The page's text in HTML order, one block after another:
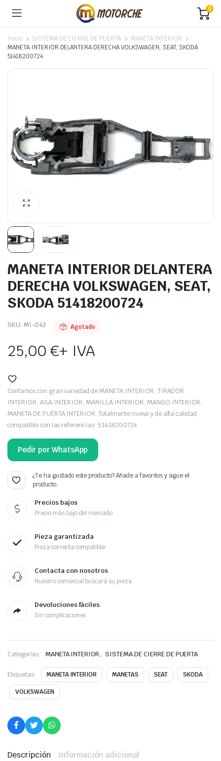
0
Inicio SISTEMA DE CIERRE DE PUERTA
MANETA INTERIOR
MANETA INTERIOR DELANTERA DERECHA VOLKSWAGEN, SEAT, SKODA
51418200724
MANETA INTERIOR DELANTERA
DERECHA VOLKSWAGEN, SEAT,
SKODA 51418200724
SKU: MI-043 Agotado
25,00€+ IVA
Contamos con gran variedad de MANETA INTERIOR, TIRADOR
INTERIOR, ASA INTERIOR, MANILLA INTERIOR, MANGO INTERIOR,
MANETA DE PUERTA INTERIOR. Totalmente nuevo y de alta calidad,
compatible con las referencias: 51418200724.
Pedir por WhatsApp
¿Te ha gustado este producto? Añade a favoritos y sigue el
producto.
Precios bajos
Precio más bajo del mercado
Pieza garantizada
Pieza correcta compatible
Contacta con nosotros
Nuestro comercial buscará su pieza
Devoluciones fáciles
Sin complicaciones
Categorías: MANETA INTERIOR, SISTEMA DE CIERRE DE PUERTA
Etiquetas: MANETA INTERIOR MANETAS SEAT SKODA
VOLKSWAGEN
Descripción
Información adicional